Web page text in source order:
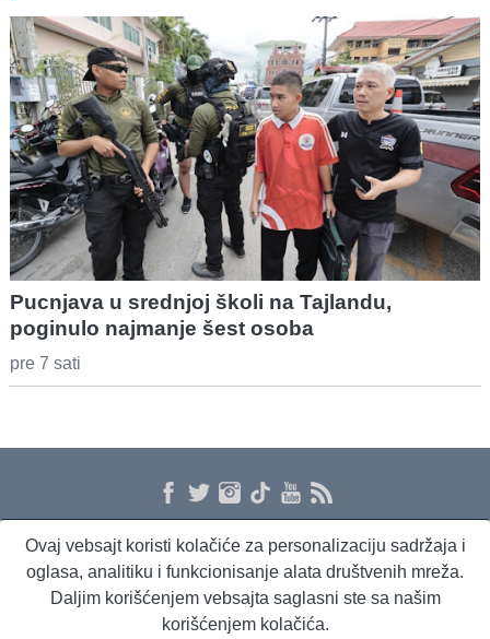
Pucnjava u srednjoj školi na Tajlandu,
poginulo najmanje šest osoba
pre 7 sati
O nama Proizvodi i usluge Politika privatnosti Kontakt RSS
Dnevni evropski servis
Ovaj vebsajt koristi kolačiće za personalizaciju sadržaja i
oglasa, analitiku i funkcionisanje alata društvenih mreža.
Daljim korišćenjem vebsajta saglasni ste sa našim
korišćenjem kolačića.